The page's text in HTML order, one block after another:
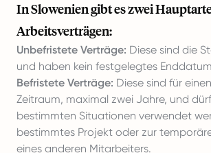
In Slowenien gibt es zwei
Arbeitsverträgen:
Unbefristete Verträge: Diese sind die
und haben kein festgelegtes
Befristete Verträge: Diese sind für
Zeitraum, maximal zwei Jahre, und
bestimmten Situationen verwendet
bestimmtes Projekt oder zur
eines anderen Mitarbeiters.